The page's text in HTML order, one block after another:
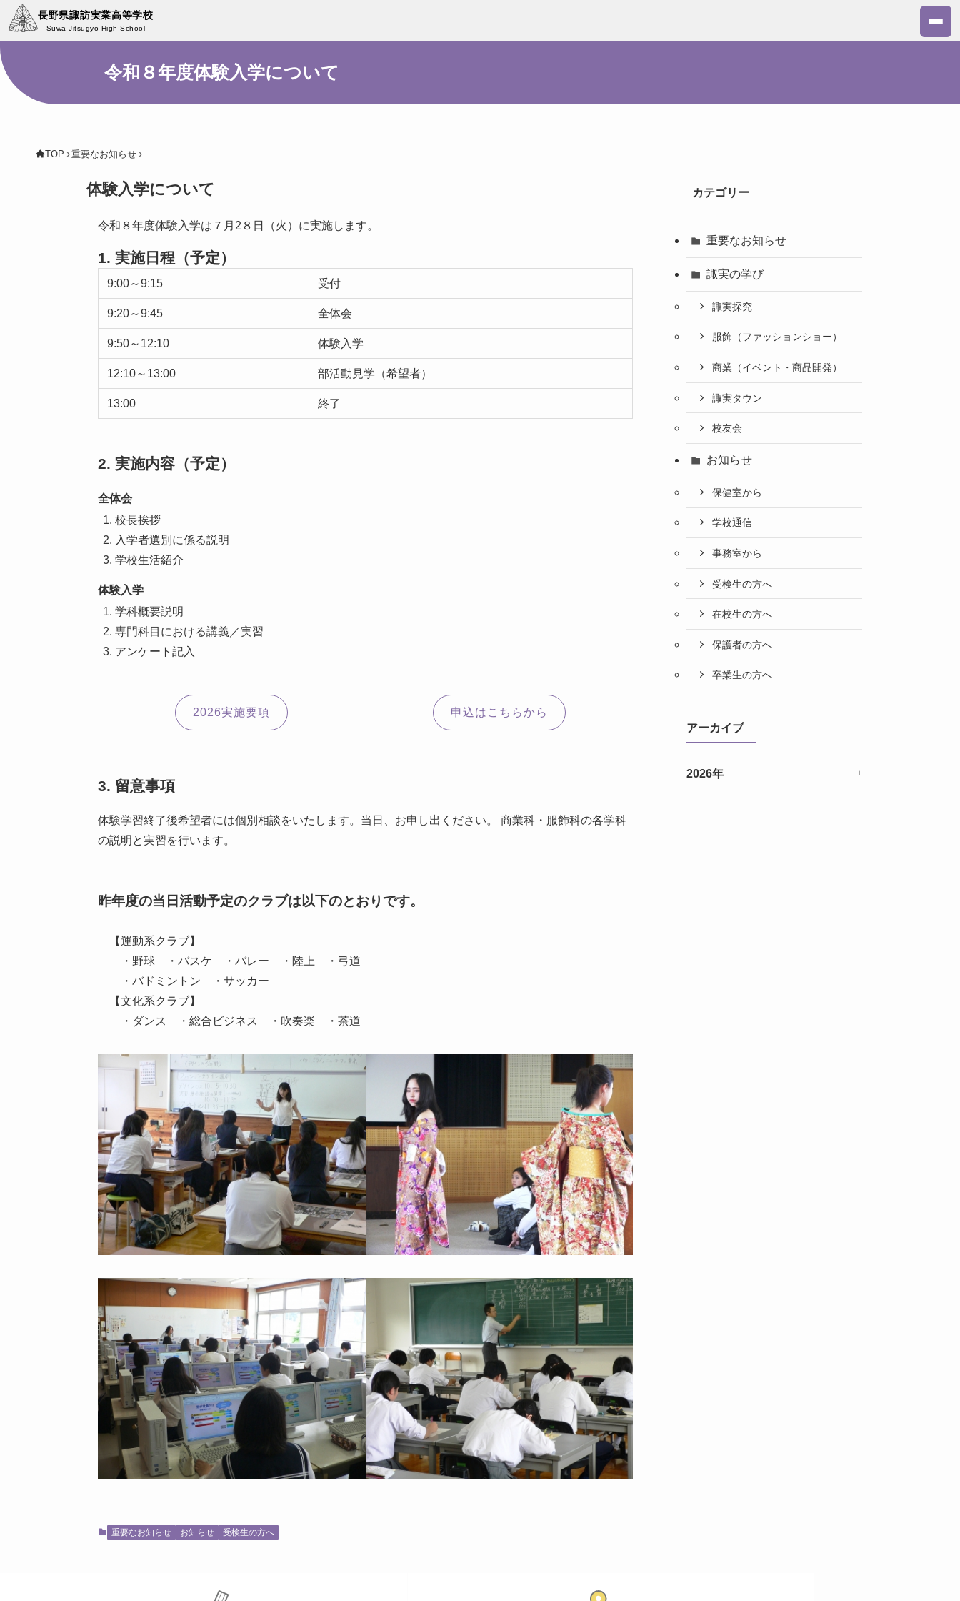
長野県諏訪実業高等学校
Suwa Jitsugyo High School
令和８年度体験入学について
TOP 重要なお知らせ
体験入学について
令和８年度体験入学は７月2８日（火）に実施します。
1. 実施日程（予定）
9:00～9:15 受付
9:20～9:45 全体会
9:50～12:10 体験入学
12:10～13:00 部活動見学（希望者）
13:00 終了
2. 実施内容（予定）
全体会
校長挨拶
入学者選別に係る説明
学校生活紹介
体験入学
学科概要説明
専門科目における講義／実習
アンケート記入
2026実施要項 申込はこちらから
3. 留意事項
体験学習終了後希望者には個別相談をいたします。当日、お申し出ください。 商業科・服飾科の各学科
の説明と実習を行います。
昨年度の当日活動予定のクラブは以下のとおりです。
【運動系クラブ】
・野球 ・バスケ ・バレー ・陸上 ・弓道
・バドミントン ・サッカー
【文化系クラブ】
・ダンス ・総合ビジネス ・吹奏楽 ・茶道
カテゴリー
重要なお知らせ
諏実の学び
諏実探究
服飾（ファッションショー）
商業（イベント・商品開発）
諏実タウン
校友会
お知らせ
保健室から
学校通信
事務室から
受検生の方へ
在校生の方へ
保護者の方へ
卒業生の方へ
アーカイブ
2026年 +
重要なお知らせ お知らせ 受検生の方へ